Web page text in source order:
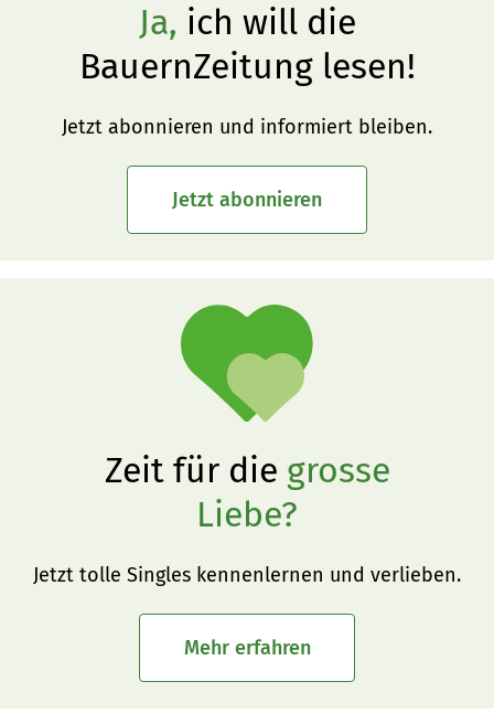
Ja, ich will die
BauernZeitung lesen!
Jetzt abonnieren und informiert bleiben.
Jetzt abonnieren
Zeit für die grosse
Liebe?
Jetzt tolle Singles kennenlernen und verlieben.
Mehr erfahren